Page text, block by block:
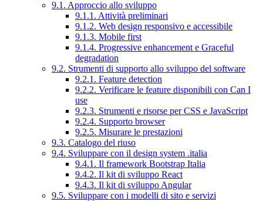
9.1. Approccio allo sviluppo
9.1.1. Attività preliminari
9.1.2. Web design responsivo e accessibile
9.1.3. Mobile first
9.1.4. Progressive enhancement e Graceful
degradation
9.2. Strumenti di supporto allo sviluppo del software
9.2.1. Feature detection
9.2.2. Verificare le feature disponibili con Can I
use
9.2.3. Strumenti e risorse per CSS e JavaScript
9.2.4. Supporto browser
9.2.5. Misurare le prestazioni
9.3. Catalogo del riuso
9.4. Sviluppare con il design system .italia
9.4.1. Il framework Bootstrap Italia
9.4.2. Il kit di sviluppo React
9.4.3. Il kit di sviluppo Angular
9.5. Sviluppare con i modelli di sito e servizi